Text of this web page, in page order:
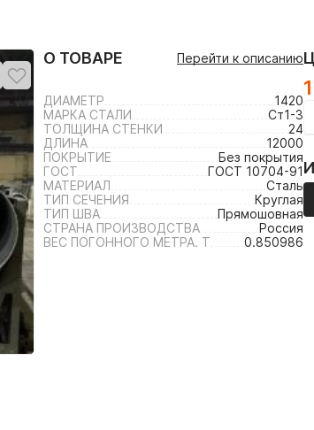
О ТОВАРЕ Перейти к описанию
ДИАМЕТР
1420
МАРКА СТАЛИ
Ст1-3
ТОЛЩИНА СТЕНКИ
24
ДЛИНА
12000
ПОКРЫТИЕ
Без покрытия
ГОСТ
ГОСТ 10704-91
МАТЕРИАЛ
Сталь
ТИП СЕЧЕНИЯ
Круглая
ТИП ШВА
Прямошовная
СТРАНА ПРОИЗВОДСТВА
Россия
ВЕС ПОГОННОГО МЕТРА. Т
0.850986